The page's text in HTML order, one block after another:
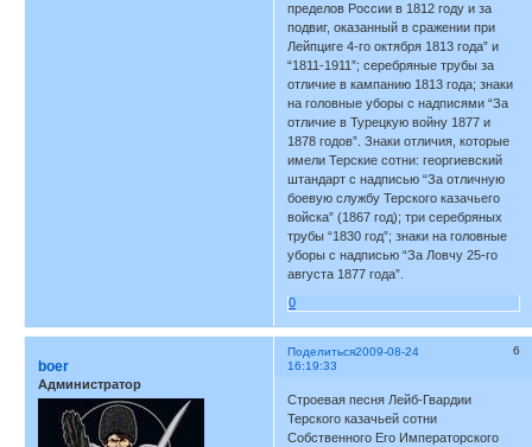
пределов России в 1812 году и за
подвиг, оказанный в сражении при
Лейпциге 4-го октября 1813 года” и
“1811-1911”; серебряные трубы за
отличие в кампанию 1813 года; знаки
на головные уборы с надписями “За
отличие в Турецкую войну 1877 и
1878 годов”. Знаки отличия, которые
имели Терские сотни: георгиевский
штандарт с надписью “За отличную
боевую службу Терского казачьего
войска” (1867 год); три серебряных
трубы “1830 год”; знаки на головные
уборы с надписью “За Ловчу 25-го
августа 1877 года”.
0
Поделиться 6
2009-08-24
16:19:33
boer
Администратор
Строевая песня Лейб-Гвардии
Терского казачьей сотни
Собственного Его Императорского